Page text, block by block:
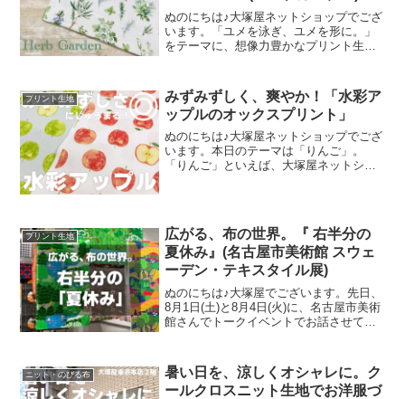
ぬのにちは♪大塚屋ネットショップでござ
います。「ユメを泳ぎ、ユメを形に。」
をテーマに、想像力豊かなプリント生地
集ページよりご覧いただけます。＼
mingswi
プリント生地
みずみずしく、爽やか！「水彩ア
ップルのオックスプリント」
ぬのにちは♪大塚屋ネットショップでござ
います。本日のテーマは「りんご」。
「りんご」といえば、大塚屋ネットショ
のオックスプリント」です
プリント生地
広がる、布の世界。『 右半分の
夏休み』(名古屋市美術館 スウェ
ーデン・テキスタイル展)
ぬのにちは♪大塚屋でございます。先日、
8月1日(土)と8月4日(火)に、名古屋市美術
館さんでトークイベントでお話させてい
客さまにご来場いただきましたことを御
礼申し上
ニット・のびる布
暑い日を、涼しくオシャレに。ク
ールクロスニット生地でお洋服づ